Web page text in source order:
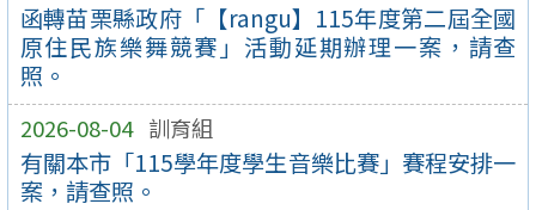
函轉苗栗縣政府「【rangu】115年度第二屆全國
原住民族樂舞競賽」活動延期辦理一案，請查
照。
2026-08-04 訓育組
有關本市「115學年度學生音樂比賽」賽程安排一
案，請查照。